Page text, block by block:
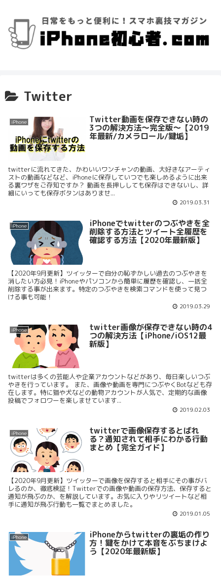
Twitter
iPhone Twitter動画を保存できない時の
3つの解決方法〜完全版〜【2019
年最新/カメラロール/鍵垢】
twitterに流れてきた、かわいいワンチャンの動画、大好きなアーティ
ストの動画などなど、iPhoneに保存していつでも楽しめるように出来
る裏ワザをご存知ですか？ 動画を長押ししても保存はできないし、詳
細にいっても保存ボタンはありませ...
2019.03.31
iPhone iPhoneでtwitterのつぶやきを全
削除する方法とツイート全履歴を
確認する方法【2020年最新版】
【2020年9月更新】ツイッターで自分の恥ずかしい過去のつぶやきを
消したい方必見！iPhoneやパソコンから簡単に履歴を確認し、一括全
削除する事が出来ます。特定のつぶやきを検索コマンドを使って見つ
ける事も可能！
2019.03.29
iPhone twitter画像が保存できない時の4
つの解決方法【iPhone/iOS12最
新版】
twitterは多くの芸能人や企業アカウントなどがあり、毎日楽しいつぶ
やきを行っています。 また、画像や動画を専門につぶやくBotなども存
在します。特に猫や犬などの動物アカウントが人気で、定期的な画像
投稿でフォロワーを楽しませています...
2019.02.03
iPhone twitterで画像保存するとばれ
る？通知されて相手にわかる行動
まとめ【完全ガイド】
【2020年9月更新】ツイッターで画像を保存すると相手にその事がバ
レるのか、徹底検証！Twitterでの画像や動画の保存方法、保存すると
通知が飛ぶのか、を解説しています。お気に入りやリツイートなど相
手に通知が飛ぶ行動も一覧でまとめました。
2019.01.05
iPhone iPhoneからtwitterの裏垢の作り
方！鍵をかけて本音をぶちまけよ
う【2020年最新版】